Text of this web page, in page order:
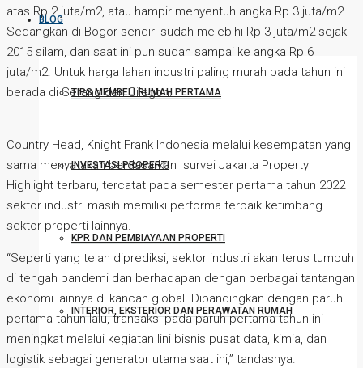
BLOG
TIPS MEMBELI RUMAH PERTAMA
INVESTASI PROPERTI
KPR DAN PEMBIAYAAN PROPERTI
INTERIOR, EKSTERIOR DAN PERAWATAN RUMAH
atas Rp 2 juta/m2, atau hampir menyentuh angka Rp 3 juta/m2.
Sedangkan di Bogor sendiri sudah melebihi Rp 3 juta/m2 sejak
2015 silam, dan saat ini pun sudah sampai ke angka Rp 6
juta/m2. Untuk harga lahan industri paling murah pada tahun ini
berada di Serang dan Cilegon.
Country Head, Knight Frank Indonesia melalui kesempatan yang
sama menyatakan berdasarkan survei Jakarta Property
Highlight terbaru, tercatat pada semester pertama tahun 2022
sektor industri masih memiliki performa terbaik ketimbang
sektor properti lainnya.
“Seperti yang telah diprediksi, sektor industri akan terus tumbuh
di tengah pandemi dan berhadapan dengan berbagai tantangan
ekonomi lainnya di kancah global. Dibandingkan dengan paruh
pertama tahun lalu, transaksi pada paruh pertama tahun ini
meningkat melalui kegiatan lini bisnis pusat data, kimia, dan
logistik sebagai generator utama saat ini,” tandasnya.